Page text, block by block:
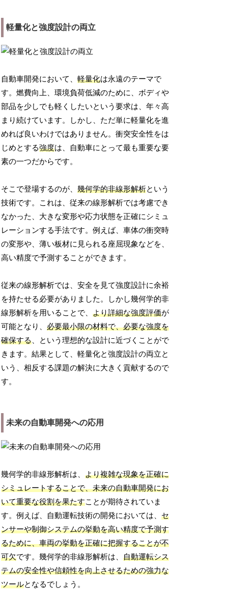
軽量化と強度設計の両立
自動車開発において、軽量化は永遠のテーマで
す。燃費向上、環境負荷低減のために、ボディや
部品を少しでも軽くしたいという要求は、年々高
まり続けています。しかし、ただ単に軽量化を進
めれば良いわけではありません。衝突安全性をは
じめとする強度は、自動車にとって最も重要な要
素の一つだからです。
そこで登場するのが、幾何学的非線形解析という
技術です。これは、従来の線形解析では考慮でき
なかった、大きな変形や応力状態を正確にシミュ
レーションする手法です。例えば、車体の衝突時
の変形や、薄い板材に見られる座屈現象などを、
高い精度で予測することができます。
従来の線形解析では、安全を見て強度設計に余裕
を持たせる必要がありました。しかし幾何学的非
線形解析を用いることで、より詳細な強度評価が
可能となり、必要最小限の材料で、必要な強度を
確保する 、という理想的な設計に近づくことがで
きます。結果として、軽量化と強度設計の両立と
いう、相反する課題の解決に大きく貢献するので
す。
未来の自動車開発への応用
幾何学的非線形解析は、より複雑な現象を正確に
シミュレートすることで、未来の自動車開発にお
いて重要な役割を果たすことが期待されていま
す。例えば、自動運転技術の開発においては、セ
ンサーや制御システムの挙動を高い精度で予測す
るために、車両の挙動を正確に把握することが不
可欠です。幾何学的非線形解析は、自動運転シス
テムの安全性や信頼性を向上させるための強力な
ツールとなるでしょう。